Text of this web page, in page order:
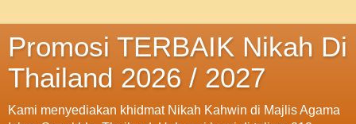
Promosi TERBAIK Nikah Di
Thailand 2026 / 2027
Kami menyediakan khidmat Nikah Kahwin di Majlis Agama